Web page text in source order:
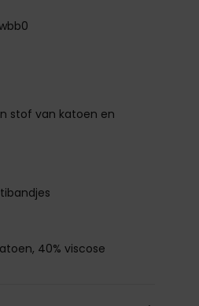
stof van katoen en
40% viscose